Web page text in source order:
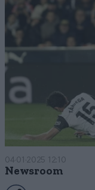
04·01·2025 12:10
Newsroom